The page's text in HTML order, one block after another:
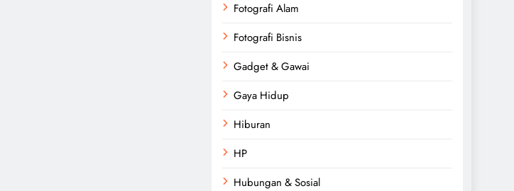
Fotografi Alam
Fotografi Bisnis
Gadget & Gawai
Gaya Hidup
Hiburan
HP
Hubungan & Sosial